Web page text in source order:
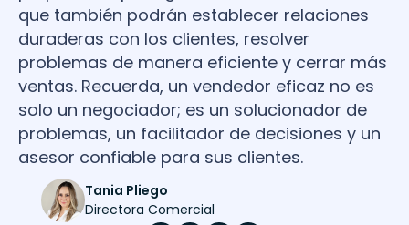
que también podrán establecer relaciones
duraderas con los clientes, resolver
problemas de manera eficiente y cerrar más
ventas. Recuerda, un vendedor eficaz no es
solo un negociador; es un solucionador de
problemas, un facilitador de decisiones y un
asesor confiable para sus clientes.
Tania Pliego
Directora Comercial